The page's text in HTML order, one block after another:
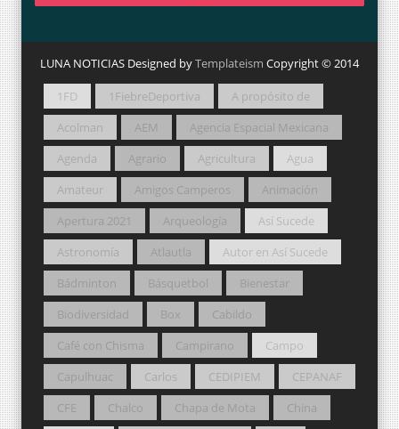
LUNA NOTICIAS Designed byTemplateism Copyright © 2014
1FD 1FiebreDeportiva
A propósito de
Acolman
AEM
Agencia Espacial Mexicana
Agenda
Agrario Agricultura
Agua
Amateur
Amigos Camperos
Animación
Apertura 2021
Arqueología
Así Sucede
Astronomía
Atlautla
Autor en Así Sucede
Bádminton
Básquetbol
Bienestar
Biodiversidad
Box
Cabildo
Café con Chisma
Campirano
Campo
Capulhuac
Carlos CEDIPIEM
CEPANAF
CFE
Chalco Chapa de Mota
China